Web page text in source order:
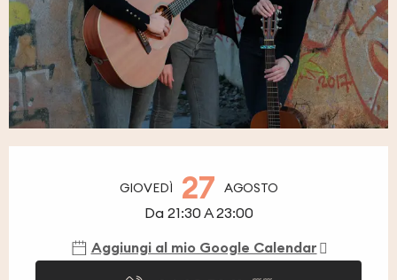
GIOVEDÌ 27 AGOSTO
Da 21:30 A 23:00
Aggiungi al mio Google Calendar